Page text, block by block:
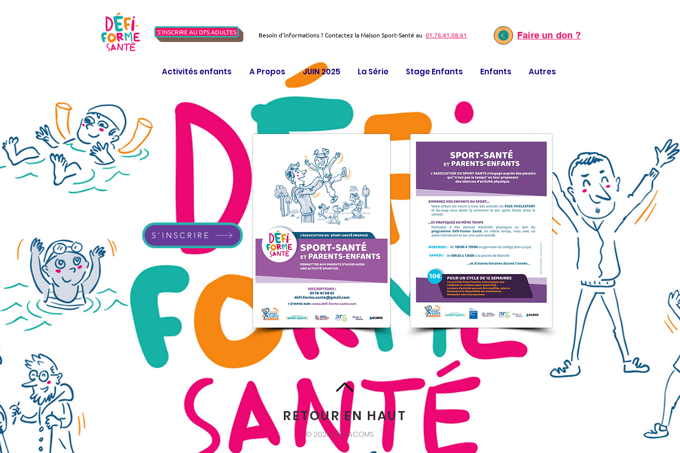
S'INSCRIRE AU DFS ADULTES Besoin d'informations ? Contactez la Maison Sport-Santé au 01.76.41.08.61 Faire un don ?
Activités enfants A Propos JUIN 2025 La Série Stage Enfants Enfants Autres
S'INSCRIRE
RETOUR EN HAUT
© 2021 par LACOMS